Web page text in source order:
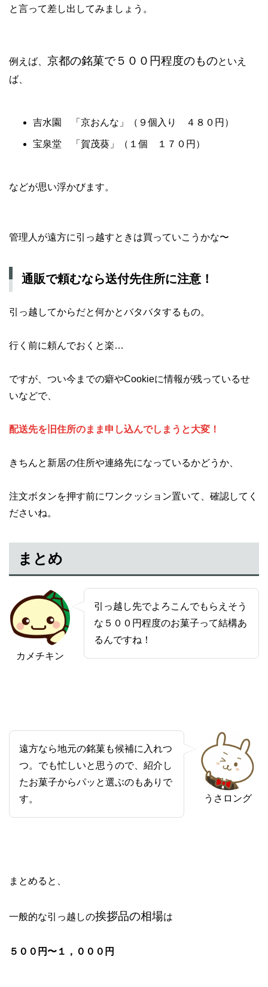
と言って差し出してみましょう。
例えば、 京都の銘菓で５００円程度のものといえ
ば、
吉水園 「京おんな」（９個入り ４８０円）
宝泉堂 「賀茂葵」（１個 １７０円）
などが思い浮かびます。
管理人が遠方に引っ越すときは買っていこうかな〜
通販で頼むなら送付先住所に注意！
引っ越してからだと何かとバタバタするもの。
行く前に頼んでおくと楽…
ですが、つい今までの癖やCookieに情報が残っているせ
いなどで、
配送先を旧住所のまま申し込んでしまうと大変！
きちんと新居の住所や連絡先になっているかどうか、
注文ボタンを押す前にワンクッション置いて、確認してく
ださいね。
まとめ
カメチキン
引っ越し先でよろこんでもらえそう
な５００円程度のお菓子って結構あ
るんですね！
うさロング
遠方なら地元の銘菓も候補に入れつ
つ。でも忙しいと思うので、紹介し
たお菓子からパッと選ぶのもありで
す。
まとめると、
一般的な引っ越しの挨拶品の相場は
５００円〜１，０００円